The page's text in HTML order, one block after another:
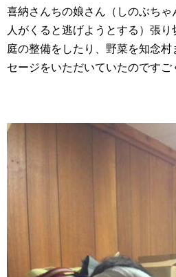
喜納さんちの娘さん（しのぶち
人がくると逃げようとする）張り
庭の整備をしたり、野菜を知念
セージをいただいていたのですご